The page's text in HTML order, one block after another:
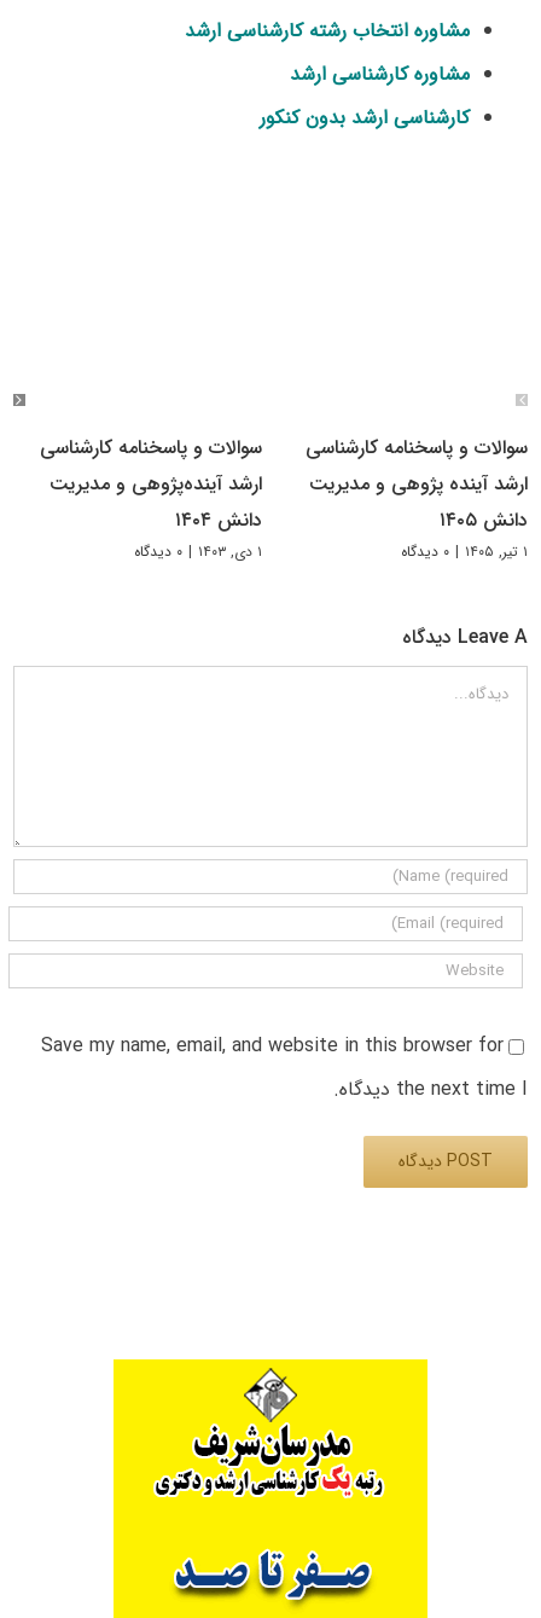
مشاوره انتخاب رشته کارشناسی ارشد
مشاوره کارشناسی ارشد
کارشناسی ارشد بدون کنکور
سوالات و پاسخنامه کارشناسی
ارشد آینده پژوهی و مدیریت
دانش ۱۴۰۵
۱ تیر, ۱۴۰۵ | ۰ دیدگاه
سوالات و پاسخنامه کارشناسی
ارشد آینده‌پژوهی و مدیریت
دانش ۱۴۰۴
۱ دی, ۱۴۰۳ | ۰ دیدگاه
Leave A دیدگاه
دیدگاه
Save my name, email, and website in this browser for
the next time I دیدگاه.